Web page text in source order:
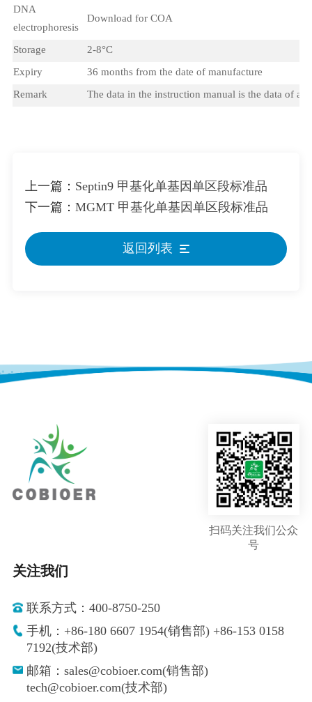
DNA
electrophoresis
Download for COA
Storage
2-8°C
Expiry
36 months from the date of manufacture
Remark
The data in the instruction manual is the data of a
上一篇： Septin9 甲基化单基因单区段标准品
下一篇： MGMT 甲基化单基因单区段标准品
返回列表
扫码关注我们公众
号
关注我们
联系方式：400-8750-250
手机：+86-180 6607 1954(销售部) +86-153 0158
7192(技术部)
邮箱：sales@cobioer.com(销售部)
tech@cobioer.com(技术部)